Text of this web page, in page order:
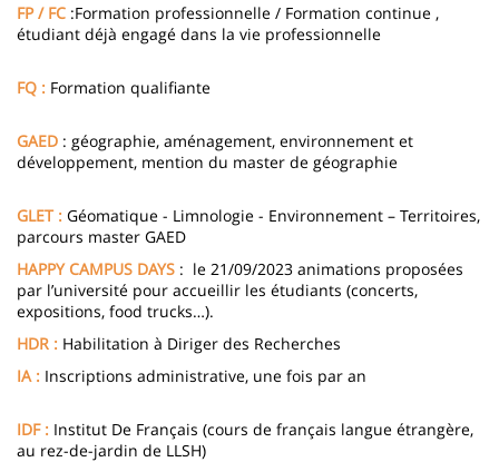
FP / FC :Formation professionnelle / Formation continue ,
étudiant déjà engagé dans la vie professionnelle
FQ : Formation qualifiante
GAED : géographie, aménagement, environnement et
développement, mention du master de géographie
GLET : Géomatique - Limnologie - Environnement – Territoires,
parcours master GAED
HAPPY CAMPUS DAYS : le 21/09/2023 animations proposées
par l’université pour accueillir les étudiants (concerts,
expositions, food trucks…).
HDR : Habilitation à Diriger des Recherches
IA : Inscriptions administrative, une fois par an
IDF : Institut De Français (cours de français langue étrangère,
au rez-de-jardin de LLSH)